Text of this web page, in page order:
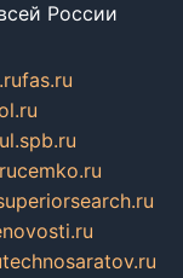
России
fas.ru
cemko.ru
technosaratov.ru